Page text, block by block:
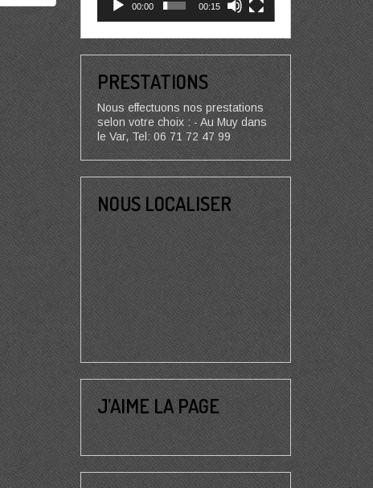
00:00 00:15
PRESTATIONS
Nous effectuons nos prestations
selon votre choix : - Au Muy dans
le Var, Tel: 06 71 72 47 99
NOUS LOCALISER
J’AIME LA PAGE